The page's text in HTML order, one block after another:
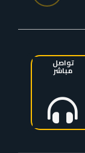
تواصل
مباشر